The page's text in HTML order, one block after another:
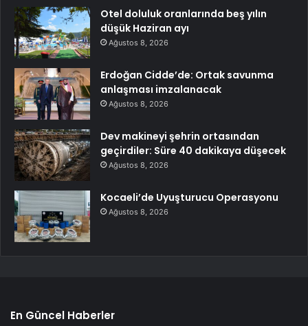
Otel doluluk oranlarında beş yılın
düşük Haziran ayı
Ağustos 8, 2026
Erdoğan Cidde’de: Ortak savunma
anlaşması imzalanacak
Ağustos 8, 2026
Dev makineyi şehrin ortasından
geçirdiler: Süre 40 dakikaya düşecek
Ağustos 8, 2026
Kocaeli’de Uyuşturucu Operasyonu
Ağustos 8, 2026
En Güncel Haberler